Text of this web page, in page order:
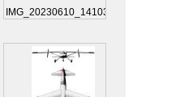
IMG_20230610_141037